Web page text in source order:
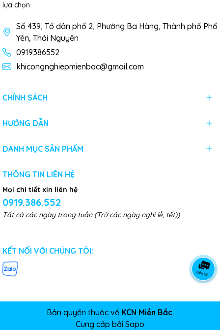
lựa chọn
Số 439, Tổ dân phố 2, Phường Ba Hàng, Thành phố Phổ
Yên, Thái Nguyên
0919386552
khicongnghiepmienbac@gmail.com
CHÍNH SÁCH
HƯỚNG DẪN
DANH MỤC SẢN PHẨM
THÔNG TIN LIÊN HỆ
Mọi chi tiết xin liên hệ
0919.386.552
Tất cả các ngày trong tuần (Trừ các ngày nghỉ lễ, tết))
KẾT NỐI VỚI CHÚNG TÔI:
Bản quyền thuộc về KCN Miền Bắc.
Cung cấp bởi Sapo